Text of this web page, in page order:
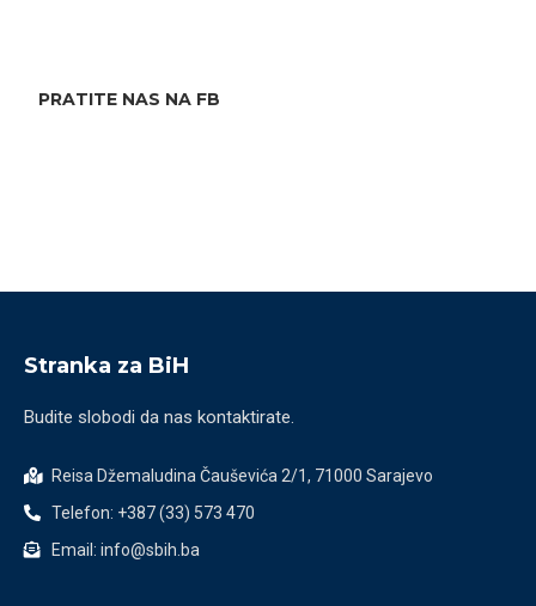
PRATITE NAS NA FB
Stranka za BiH
Budite slobodi da nas kontaktirate.
Reisa Džemaludina Čauševića 2/1, 71000 Sarajevo
Telefon: +387 (33) 573 470
Email: info@sbih.ba